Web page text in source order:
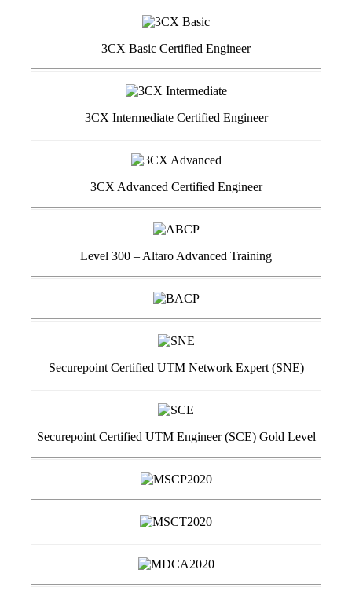
3CX Basic Certified Engineer
3CX Intermediate Certified Engineer
3CX Advanced Certified Engineer
Level 300 – Altaro Advanced Training
Securepoint Certified UTM Network Expert (SNE)
Securepoint Certified UTM Engineer (SCE) Gold Level